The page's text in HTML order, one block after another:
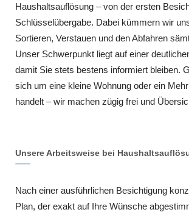
Haushaltsauflösung – von der ersten
Schlüsselübergabe. Dabei kümmern wir
Sortieren, Verstauen und den Abfahren
Unser Schwerpunkt liegt auf einer
damit Sie stets bestens informiert bleiben.
sich um eine kleine Wohnung oder ein
handelt – wir machen zügig frei und
Unsere Arbeitsweise bei
Nach einer ausführlichen Besichtigung
Plan, der exakt auf Ihre Wünsche